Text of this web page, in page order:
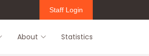
Staff Login
About Statistics